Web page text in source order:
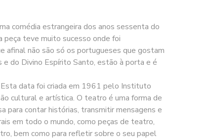
comédia estrangeira dos anos sessenta do
peça teve muito sucesso onde foi
afinal não são só os portugueses que gostam
do Divino Espírito Santo, estão à porta e é
data foi criada em 1961 pelo Instituto
cultural e artística. O teatro é uma forma de
para contar histórias, transmitir mensagens e
em todo o mundo, como peças de teatro,
bem como para refletir sobre o seu papel